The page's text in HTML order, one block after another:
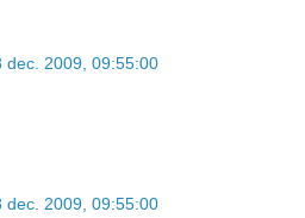
dec. 2009, 09:55:00
dec. 2009, 09:55:00